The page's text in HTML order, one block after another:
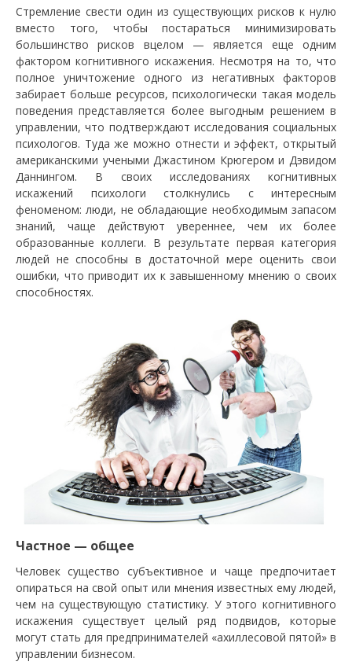
Стремление свести один из существующих рисков к нулю
вместо того, чтобы постараться минимизировать
большинство рисков вцелом — является еще одним
фактором когнитивного искажения. Несмотря на то, что
полное уничтожение одного из негативных факторов
забирает больше ресурсов, психологически такая модель
поведения представляется более выгодным решением в
управлении, что подтверждают исследования социальных
психологов. Туда же можно отнести и эффект, открытый
американскими учеными Джастином Крюгером и Дэвидом
Даннингом. В своих исследованиях когнитивных
искажений психологи столкнулись с интересным
феноменом: люди, не обладающие необходимым запасом
знаний, чаще действуют увереннее, чем их более
образованные коллеги. В результате первая категория
людей не способны в достаточной мере оценить свои
ошибки, что приводит их к завышенному мнению о своих
способностях.
Частное — общее
Человек существо субъективное и чаще предпочитает
опираться на свой опыт или мнения известных ему людей,
чем на существующую статистику. У этого когнитивного
искажения существует целый ряд подвидов, которые
могут стать для предпринимателей «ахиллесовой пятой» в
управлении бизнесом.